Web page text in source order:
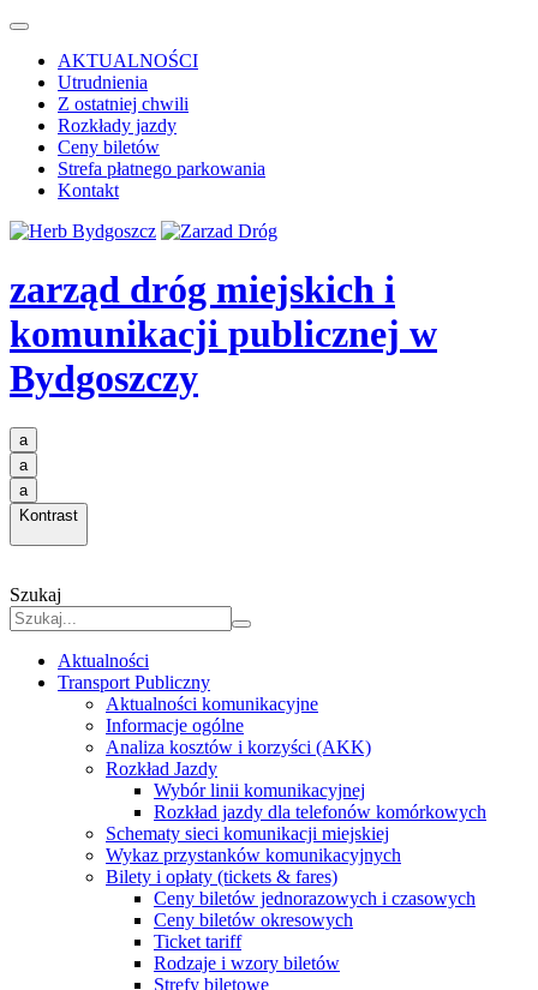
AKTUALNOŚCI
Utrudnienia
Z ostatniej chwili
Rozkłady jazdy
Ceny biletów
Strefa płatnego parkowania
Kontakt
zarząd dróg miejskich i
komunikacji publicznej w
Bydgoszczy
a
a
a
Kontrast
Szukaj
Aktualności
Transport Publiczny
Aktualności komunikacyjne
Informacje ogólne
Analiza kosztów i korzyści (AKK)
Rozkład Jazdy
Wybór linii komunikacyjnej
Rozkład jazdy dla telefonów komórkowych
Schematy sieci komunikacji miejskiej
Wykaz przystanków komunikacyjnych
Bilety i opłaty (tickets & fares)
Ceny biletów jednorazowych i czasowych
Ceny biletów okresowych
Ticket tariff
Rodzaje i wzory biletów
Strefy biletowe